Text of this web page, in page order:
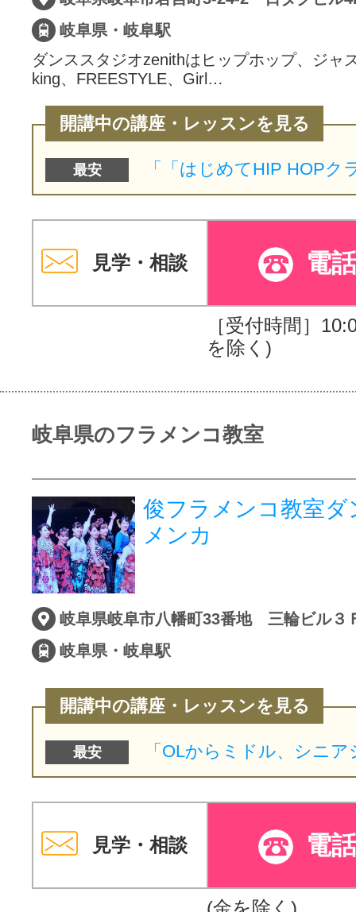
岐阜県・岐阜駅
ダンススタジオzenithはヒップホップ、ジャ
king、FREESTYLE、Girl…
開講中の講座・レッスンを見る
最安
見学・相談 電
［受付時間］
を除く)
岐阜県のフラメンコ教室
俊フラメンコ教室ダ
メンカ
岐阜県岐阜市八幡町33番地 三輪ビル３
岐阜県・岐阜駅
開講中の講座・レッスンを見る
最安
見学・相談 電
(金を除く)